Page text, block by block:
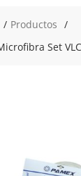
Productos
Set